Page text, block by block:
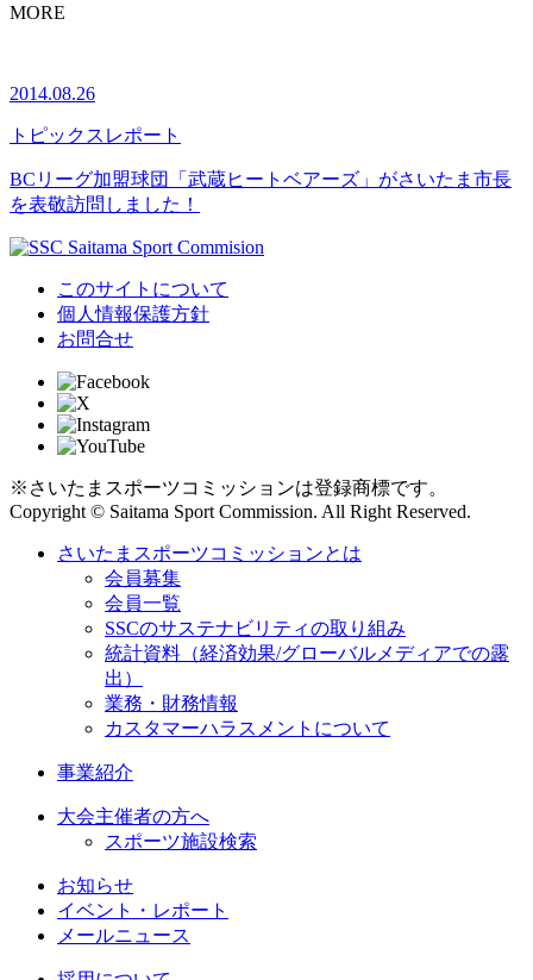
MORE
2014.08.26
トピックス レポート
BCリーグ加盟球団「武蔵ヒートベアーズ」がさいたま市長
を表敬訪問しました！
このサイトについて
個人情報保護方針
お問合せ
※さいたまスポーツコミッションは登録商標です。
Copyright © Saitama Sport Commission. All Right Reserved.
さいたまスポーツコミッションとは
会員募集
会員一覧
SSCのサステナビリティの取り組み
統計資料（経済効果/グローバルメディアでの露
出）
業務・財務情報
カスタマーハラスメントについて
事業紹介
大会主催者の方へ
スポーツ施設検索
お知らせ
イベント・レポート
メールニュース